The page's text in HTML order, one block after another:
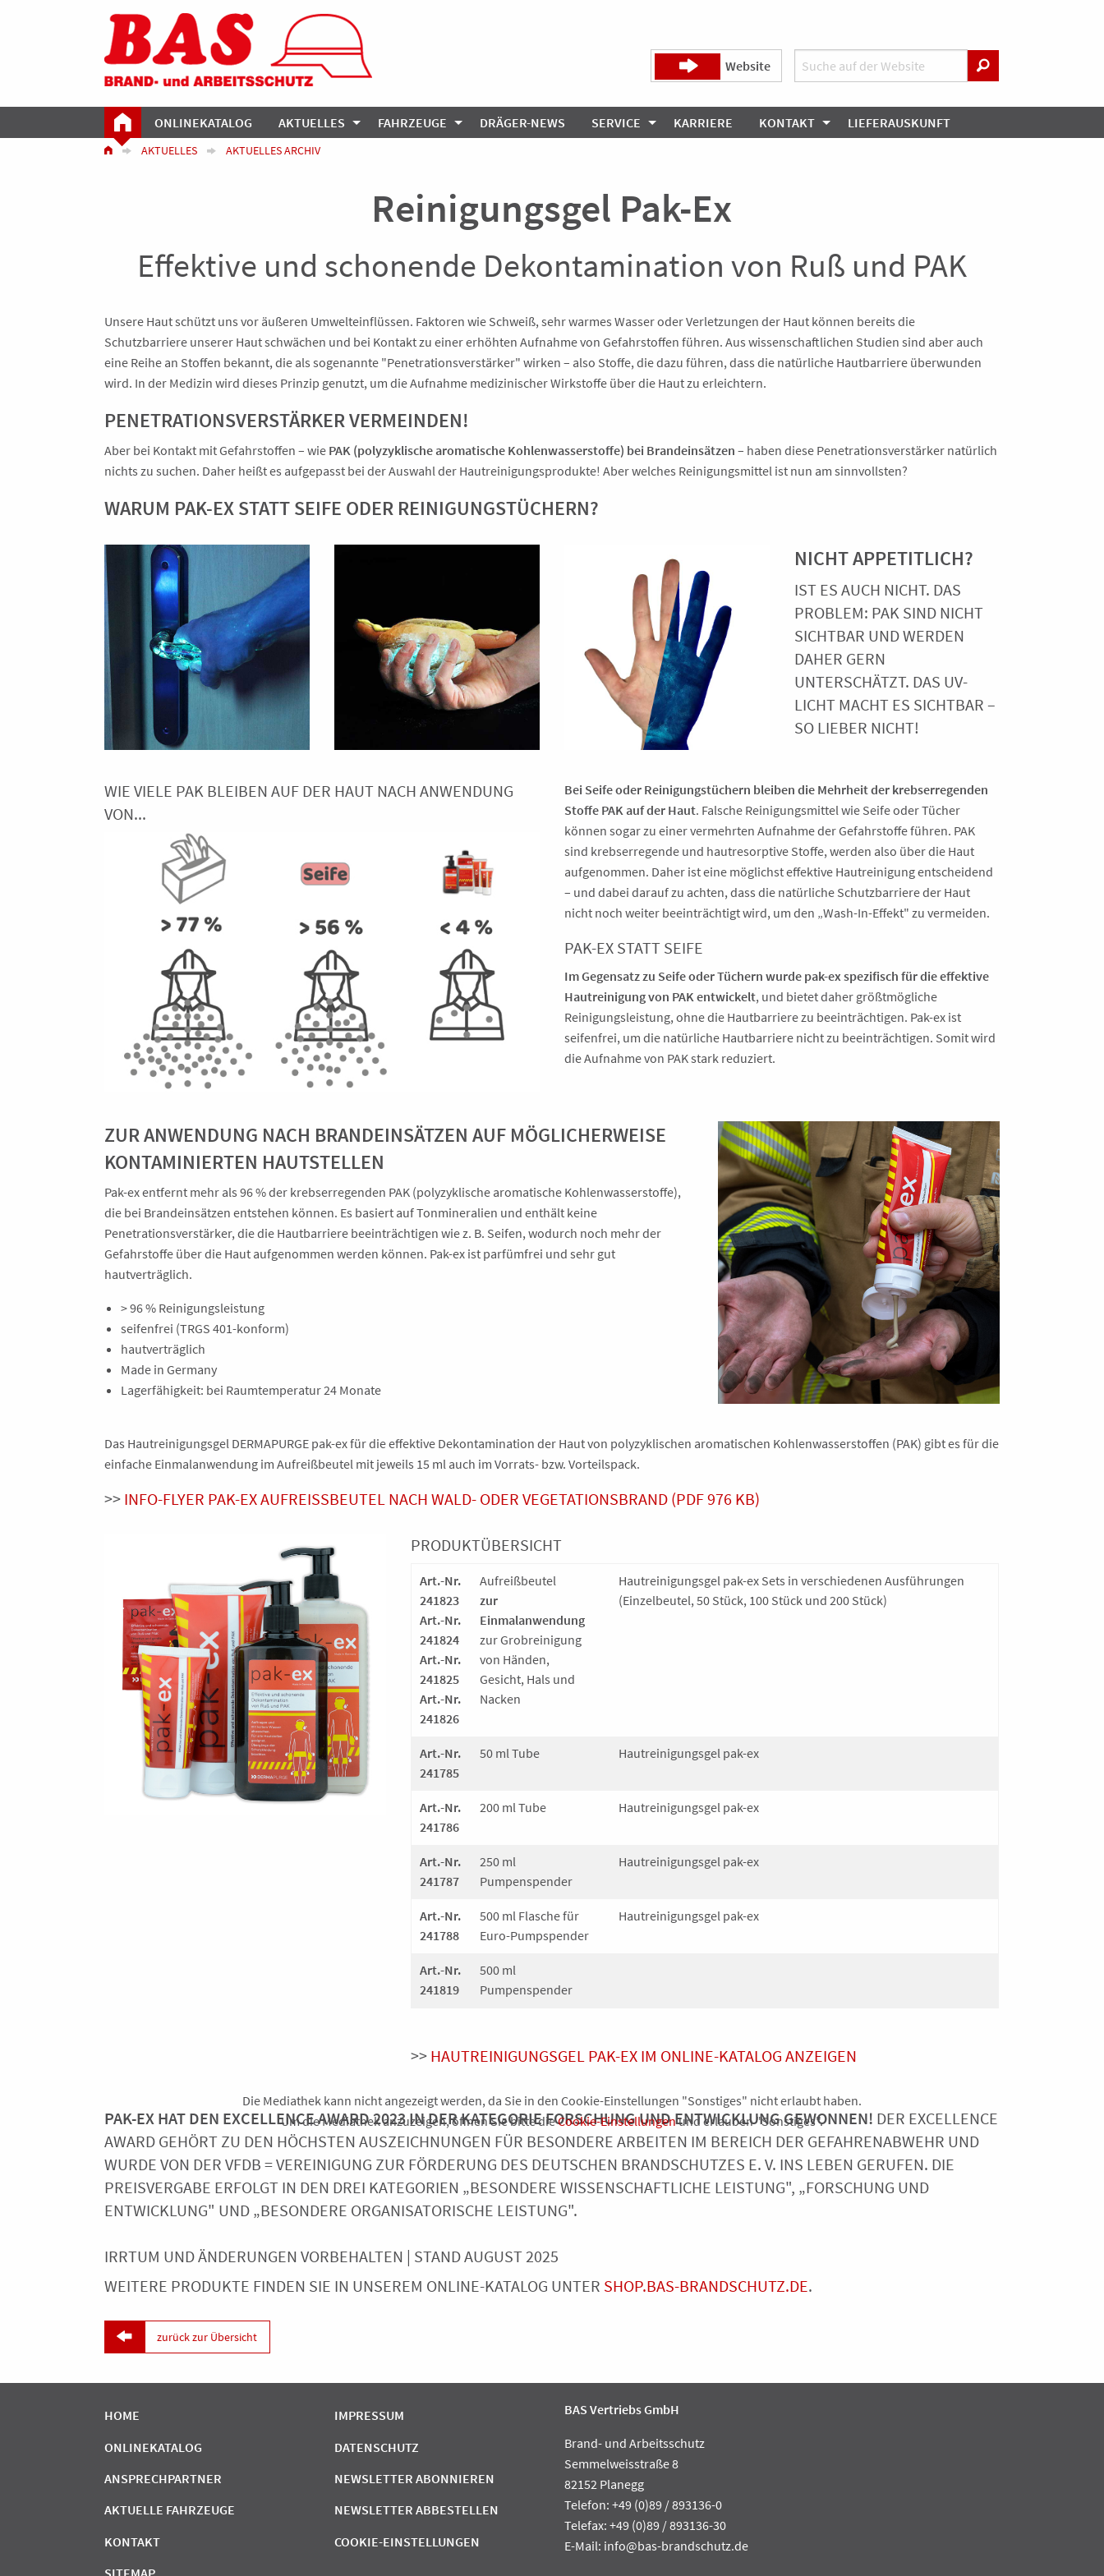
Website
ONLINEKATALOG AKTUELLES FAHRZEUGE DRÄGER-NEWS SERVICE KARRIERE KONTAKT LIEFERAUSKUNFT
AKTUELLES AKTUELLES ARCHIV
Reinigungsgel Pak-Ex
Effektive und schonende Dekontamination von Ruß und PAK
Unsere Haut schützt uns vor äußeren Umwelteinflüssen. Faktoren wie Schweiß, sehr warmes Wasser oder Verletzungen der Haut können bereits die
Schutzbarriere unserer Haut schwächen und bei Kontakt zu einer erhöhten Aufnahme von Gefahrstoffen führen. Aus wissenschaftlichen Studien sind aber auch
eine Reihe an Stoffen bekannt, die als sogenannte "Penetrationsverstärker" wirken – also Stoffe, die dazu führen, dass die natürliche Hautbarriere überwunden
wird. In der Medizin wird dieses Prinzip genutzt, um die Aufnahme medizinischer Wirkstoffe über die Haut zu erleichtern.
PENETRATIONSVERSTÄRKER VERMEINDEN!
Aber bei Kontakt mit Gefahrstoffen – wie PAK (polyzyklische aromatische Kohlenwasserstoffe) bei Brandeinsätzen – haben diese Penetrationsverstärker natürlich
nichts zu suchen. Daher heißt es aufgepasst bei der Auswahl der Hautreinigungsprodukte! Aber welches Reinigungsmittel ist nun am sinnvollsten?
WARUM PAK-EX STATT SEIFE ODER REINIGUNGSTÜCHERN?
NICHT APPETITLICH?
IST ES AUCH NICHT. DAS
PROBLEM: PAK SIND NICHT
SICHTBAR UND WERDEN
DAHER GERN
UNTERSCHÄTZT. DAS UV-
LICHT MACHT ES SICHTBAR –
SO LIEBER NICHT!
WIE VIELE PAK BLEIBEN AUF DER HAUT NACH ANWENDUNG
VON...
Bei Seife oder Reinigungstüchern bleiben die Mehrheit der krebserregenden
Stoffe PAK auf der Haut. Falsche Reinigungsmittel wie Seife oder Tücher
können sogar zu einer vermehrten Aufnahme der Gefahrstoffe führen. PAK
sind krebserregende und hautresorptive Stoffe, werden also über die Haut
aufgenommen. Daher ist eine möglichst effektive Hautreinigung entscheidend
– und dabei darauf zu achten, dass die natürliche Schutzbarriere der Haut
nicht noch weiter beeinträchtigt wird, um den „Wash-In-Effekt" zu vermeiden.
PAK-EX STATT SEIFE
Im Gegensatz zu Seife oder Tüchern wurde pak-ex spezifisch für die effektive
Hautreinigung von PAK entwickelt, und bietet daher größtmögliche
Reinigungsleistung, ohne die Hautbarriere zu beeinträchtigen. Pak-ex ist
seifenfrei, um die natürliche Hautbarriere nicht zu beeinträchtigen. Somit wird
die Aufnahme von PAK stark reduziert.
ZUR ANWENDUNG NACH BRANDEINSÄTZEN AUF MÖGLICHERWEISE
KONTAMINIERTEN HAUTSTELLEN
Pak-ex entfernt mehr als 96 % der krebserregenden PAK (polyzyklische aromatische Kohlenwasserstoffe),
die bei Brandeinsätzen entstehen können. Es basiert auf Tonmineralien und enthält keine
Penetrationsverstärker, die die Hautbarriere beeinträchtigen wie z. B. Seifen, wodurch noch mehr der
Gefahrstoffe über die Haut aufgenommen werden können. Pak-ex ist parfümfrei und sehr gut
hautverträglich.
> 96 % Reinigungsleistung
seifenfrei (TRGS 401-konform)
hautverträglich
Made in Germany
Lagerfähigkeit: bei Raumtemperatur 24 Monate
Das Hautreinigungsgel DERMAPURGE pak-ex für die effektive Dekontamination der Haut von polyzyklischen aromatischen Kohlenwasserstoffen (PAK) gibt es für die
einfache Einmalanwendung im Aufreißbeutel mit jeweils 15 ml auch im Vorrats- bzw. Vorteilspack.
>> INFO-FLYER PAK-EX AUFREISSBEUTEL NACH WALD- ODER VEGETATIONSBRAND (PDF 976 KB)
PRODUKTÜBERSICHT
Art.-Nr.
241823
Art.-Nr.
241824
Art.-Nr.
241825
Art.-Nr.
241826
Aufreißbeutel
zur
Einmalanwendung
zur Grobreinigung
von Händen,
Gesicht, Hals und
Nacken
Hautreinigungsgel pak-ex Sets in verschiedenen Ausführungen
(Einzelbeutel, 50 Stück, 100 Stück und 200 Stück)
Art.-Nr.
241785
50 ml Tube Hautreinigungsgel pak-ex
Art.-Nr.
241786
200 ml Tube Hautreinigungsgel pak-ex
Art.-Nr.
241787
250 ml
Pumpenspender
Hautreinigungsgel pak-ex
Art.-Nr.
241788
500 ml Flasche für
Euro-Pumpspender
Hautreinigungsgel pak-ex
Art.-Nr.
241819
500 ml
Pumpenspender
>> HAUTREINIGUNGSGEL PAK-EX IM ONLINE-KATALOG ANZEIGEN
Die Mediathek kann nicht angezeigt werden, da Sie in den Cookie-Einstellungen "Sonstiges" nicht erlaubt haben.
Um die Mediathek anzuzeigen, öffnen Sie bitte dieCookie-Einstellungenund erlauben "Sonstiges".
PAK-EX HAT DEN EXCELLENCE AWARD 2023 IN DER KATEGORIE FORSCHUNG UND ENTWICKLUNG GEWONNEN! DER EXCELLENCE
AWARD GEHÖRT ZU DEN HÖCHSTEN AUSZEICHNUNGEN FÜR BESONDERE ARBEITEN IM BEREICH DER GEFAHRENABWEHR UND
WURDE VON DER VFDB = VEREINIGUNG ZUR FÖRDERUNG DES DEUTSCHEN BRANDSCHUTZES E. V. INS LEBEN GERUFEN. DIE
PREISVERGABE ERFOLGT IN DEN DREI KATEGORIEN „BESONDERE WISSENSCHAFTLICHE LEISTUNG", „FORSCHUNG UND
ENTWICKLUNG" UND „BESONDERE ORGANISATORISCHE LEISTUNG".
IRRTUM UND ÄNDERUNGEN VORBEHALTEN | STAND AUGUST 2025
WEITERE PRODUKTE FINDEN SIE IN UNSEREM ONLINE-KATALOG UNTER SHOP.BAS-BRANDSCHUTZ.DE.
 zurück zur Übersicht
HOME
ONLINEKATALOG
ANSPRECHPARTNER
AKTUELLE FAHRZEUGE
KONTAKT
IMPRESSUM
DATENSCHUTZ
NEWSLETTER ABONNIEREN
NEWSLETTER ABBESTELLEN
COOKIE-EINSTELLUNGEN
BAS Vertriebs GmbH
Brand- und Arbeitsschutz
Semmelweisstraße 8
82152 Planegg
Telefon: +49 (0)89 / 893136-0
Telefax: +49 (0)89 / 893136-30
E-Mail: info@bas-brandschutz.de